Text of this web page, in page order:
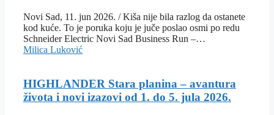
Novi Sad, 11. jun 2026. / Kiša nije bila razlog da ostanete
kod kuće. To je poruka koju je juče poslao osmi po redu
Schneider Electric Novi Sad Business Run –…
Milica Luković
HIGHLANDER Stara planina – avantura
života i novi izazovi od 1. do 5. jula 2026.